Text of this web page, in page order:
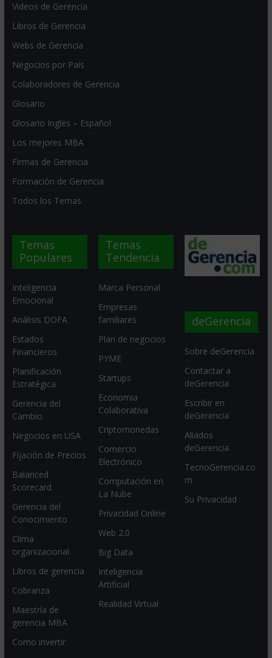
Videos de Gerencia
Libros de Gerencia
Webs de Gerencia
Negocios por País
Colaboradores de Gerencia
Glosario
Glosario Inglés – Español
Los mejores MBA
Firmas de Gerencia
Formación de Gerencia
Todos los Temas
Temas
Populares
Inteligencia
Emocional
Análisis DOFA
Estados
Financieros
Planificación
Estratégica
Gerencia del
Cambio
Negocios en USA
Fijación de Precios
Balanced
Scorecard
Gerencia del
Conocimiento
Clima
organizacional
Libros de gerencia
Cobranza
Maestría de
gerencia MBA
Como invertir
Temas
Tendencia
Marca Personal
Empresas
familiares
Plan de negocios
PYME
Startups
Economia
Colaborativa
Criptomonedas
Comercio
Electrónico
Computación en
La Nube
Privacidad Online
Web 2.0
Big Data
Inteligencia
Artificial
Realidad Virtual
deGerencia
Sobre deGerencia
Contactar a
deGerencia
Escribir en
deGerencia
Aliados
deGerencia
TecnoGerencia.co
m
Su Privacidad